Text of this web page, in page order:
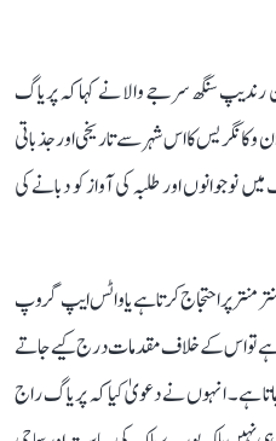
رندیپ سنگھ سرجے والا نے کہا کہ پریاگ
کانگریس کا اس شہر سے تاریخی اور جذباتی
نوجوانوں اور طلبہ کی آواز کو دبانے کی
منتر پر احتجاج کرتا ہے یا واٹس ایپ گروپ
ہے تو اس کے خلاف مقدمات درج کیے جاتے
ہے۔ انہوں نے دعویٰ کیا کہ پریاگ راج